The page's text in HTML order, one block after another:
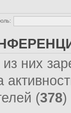
из них
(378)